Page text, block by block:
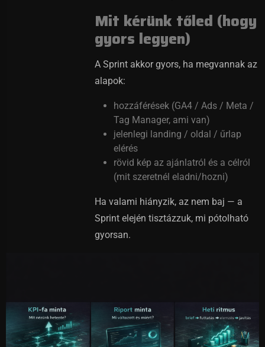
Mit kérünk tőled (hogy
gyors legyen)
A Sprint akkor gyors, ha megvannak az
alapok:
hozzáférések (GA4 / Ads / Meta /
Tag Manager, ami van)
jelenlegi landing / oldal / űrlap
elérés
rövid kép az ajánlatról és a célról
(mit szeretnél eladni/hozni)
Ha valami hiányzik, az nem baj — a
Sprint elején tisztázzuk, mi pótolható
gyorsan.